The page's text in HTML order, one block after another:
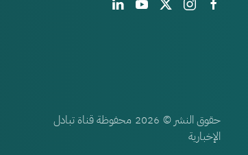
حقوق النشر © 2026 محفوظة قناة تبادل
الإخبارية